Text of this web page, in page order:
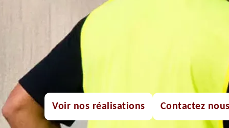
Voir nos réalisations Contactez nous